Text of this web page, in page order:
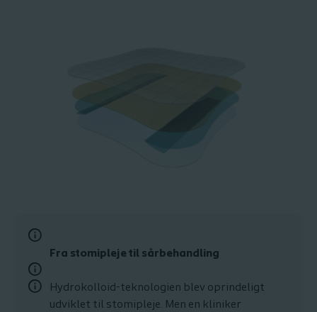
Fra stomipleje til sårbehandling
Hydrokolloid-teknologien blev oprindeligt
udviklet til stomipleje. Men en kliniker